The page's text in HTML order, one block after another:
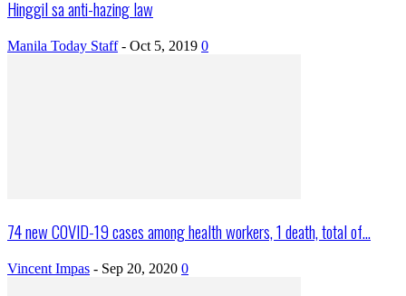
Hinggil sa anti-hazing law
Manila Today Staff - Oct 5, 2019 0
74 new COVID-19 cases among health workers, 1 death, total of...
Vincent Impas - Sep 20, 2020 0